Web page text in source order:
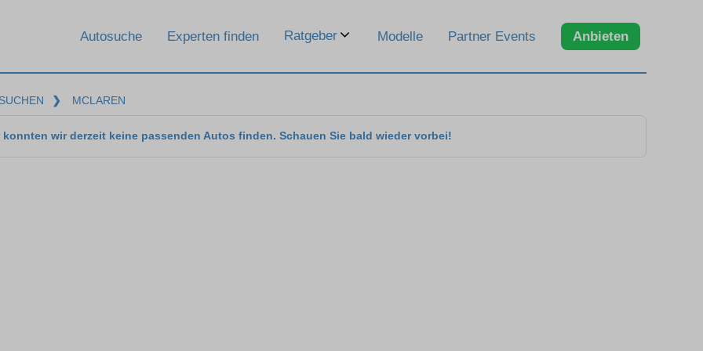
Autosuche Experten finden Ratgeber Modelle Partner Events Anbieten
❯ MCLAREN
konnten wir derzeit keine passenden Autos finden. Schauen Sie bald wieder vorbei!